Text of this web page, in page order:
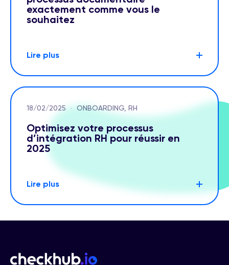
exactement comme vous le
souhaitez
Lire plus
18/02/2025 · ONBOARDING, RH
Optimisez votre processus
d’intégration RH pour réussir en
2025
Lire plus